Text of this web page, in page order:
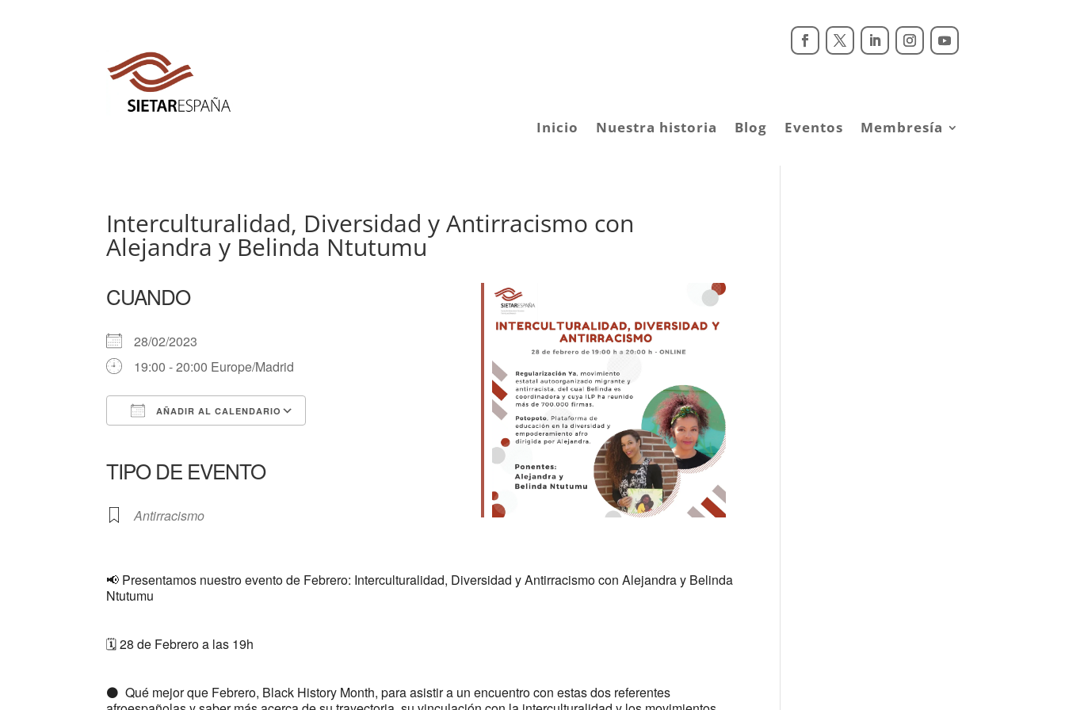
Inicio Nuestra historia Blog Eventos Membresía
Interculturalidad, Diversidad y Antirracismo con
Alejandra y Belinda Ntutumu
CUANDO
28/02/2023
19:00 - 20:00 Europe/Madrid
AÑADIR AL CALENDARIO
TIPO DE EVENTO
Antirracismo
📢 Presentamos nuestro evento de Febrero: Interculturalidad, Diversidad y Antirracismo con Alejandra y Belinda
Ntutumu
🗓 28 de Febrero a las 19h
⚫ Qué mejor que Febrero, Black History Month, para asistir a un encuentro con estas dos referentes